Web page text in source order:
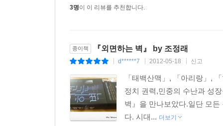
3명이 이 리뷰를 추천합니다.
종이책 『외면하는 벽』 by 조정래
d******7 2012-05-18 신고
「태백산맥」, 「아리랑」,
정치 권력,민중의 수난과 성
벽』을 만나보았다.일단 모
다. 시대... 더보기